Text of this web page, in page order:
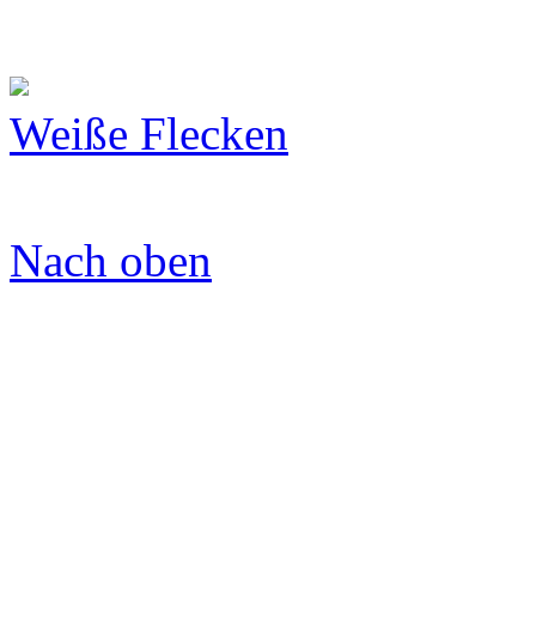
Weiße Flecken
Nach oben